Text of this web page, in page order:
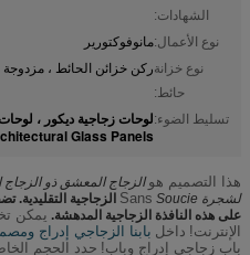
الشهادات:
نوع الأعمال:مانوفوكتورير
نوع خزانة
حائط:
ركن خزائن الحائط ، مزدوجة
تسليط الضوء:لوحات زجاجية ديكور ،
Glass Panels
هذا التصميم هو الزجاج المعشق ذو الزجاج
لشجرة
Sans Soucie الزجاجية التقليدية.
على هذه النافذة الزجاجية المدهشة. يمكن
الإنترنت! داخل بابنا الزجاجي إدراج
باب زجاجي إدراج وباب!